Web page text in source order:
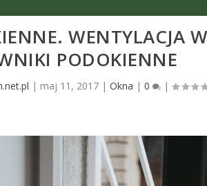
WENTYLACJA
PODOKIENNE
| maj 11, 2017 |Okna |0 |